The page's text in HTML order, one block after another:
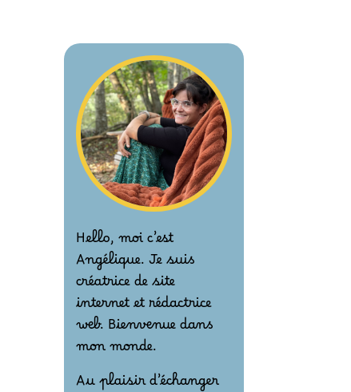
Hello, moi c’est
Angélique. Je suis
créatrice de site
internet et rédactrice
web. Bienvenue dans
mon monde.
Au plaisir d’échanger